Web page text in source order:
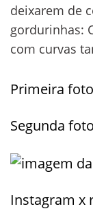
deixarem de
gordurinhas:
com curvas
Primeira
Segunda
Instagram x